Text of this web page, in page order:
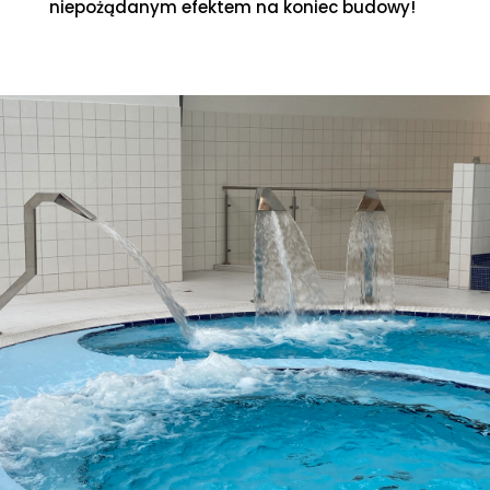
niepożądanym efektem na koniec budowy!